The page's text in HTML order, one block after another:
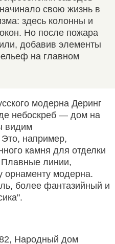
свою жизнь в
здесь колонны и
Но после пожара
добавив элементы
на главном
модерна Деринг
небоскреб — дом на
видим
например,
камня для отделки
Плавные линии,
орнаменту модерна.
более фантазийный и
Народный дом